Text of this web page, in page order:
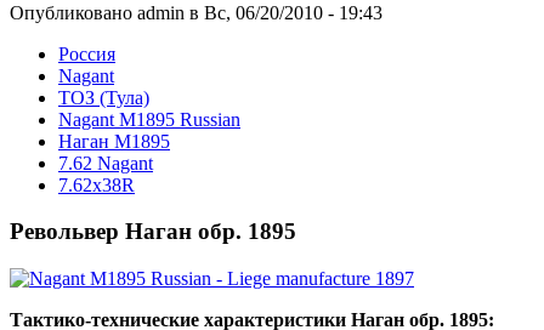
Опубликовано admin в Вс, 06/20/2010 - 19:43
Росcия
Nagant
ТОЗ (Тула)
Nagant M1895 Russian
Наган M1895
7.62 Nagant
7.62x38R
Револьвер Наган обр. 1895
Тактико-технические характеристики Наган обр. 1895: